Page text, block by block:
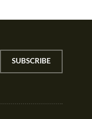
SUBSCRIBE